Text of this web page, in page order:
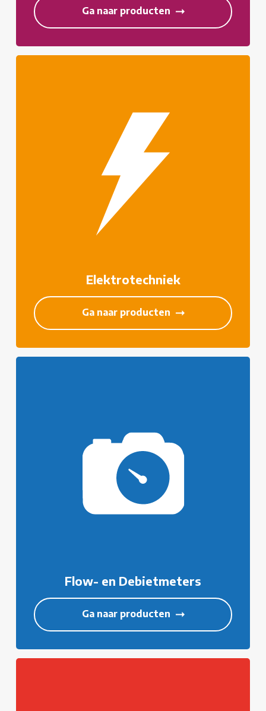
Ga naar producten
Elektrotechniek
Ga naar producten
Flow- en Debietmeters
Ga naar producten